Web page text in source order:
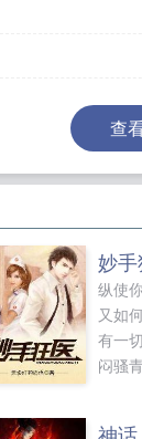
查
妙
纵使
又如
有一
闷骚